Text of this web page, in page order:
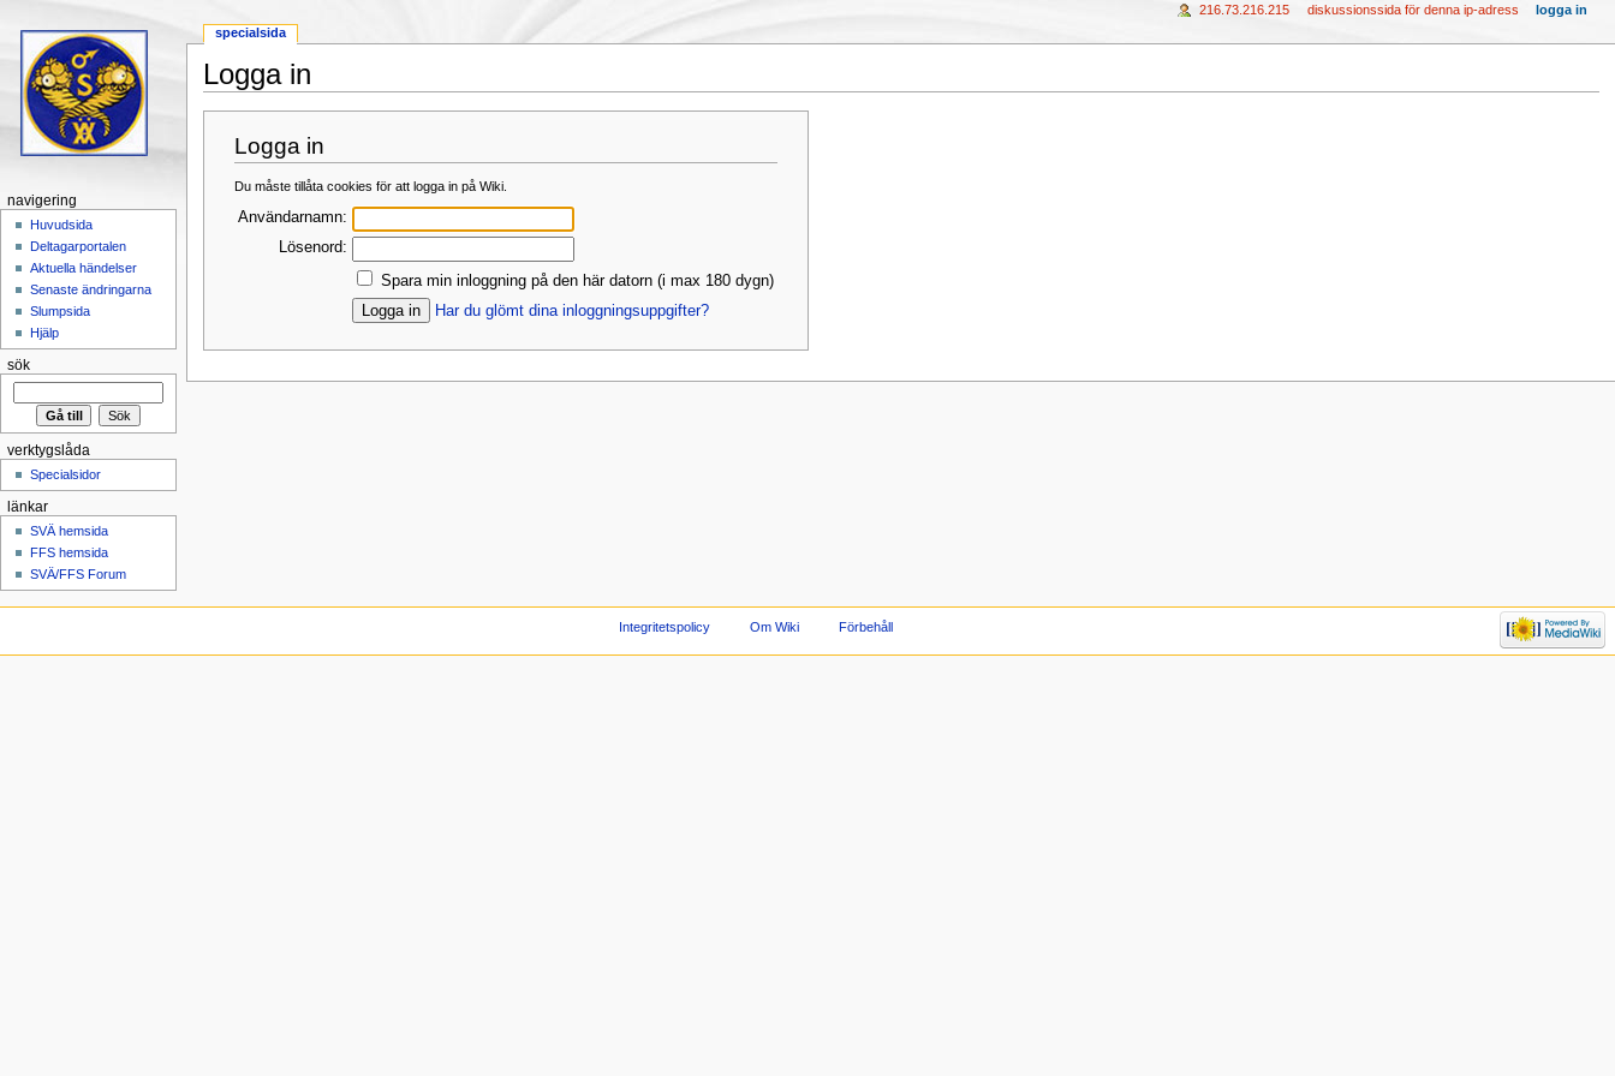
Logga in
Logga in
Du måste tillåta cookies för att logga in på Wiki.
Användarnamn:
Lösenord:
Spara min inloggning på den här datorn (i max 180 dygn)
Har du glömt dina inloggningsuppgifter?
specialsida
216.73.216.215 diskussionssida för denna ip-adress logga in
navigering
Huvudsida
Deltagarportalen
Aktuella händelser
Senaste ändringarna
Slumpsida
Hjälp
sök
verktygslåda
Specialsidor
länkar
SVÄ hemsida
FFS hemsida
SVÄ/FFS Forum
Integritetspolicy Om Wiki Förbehåll